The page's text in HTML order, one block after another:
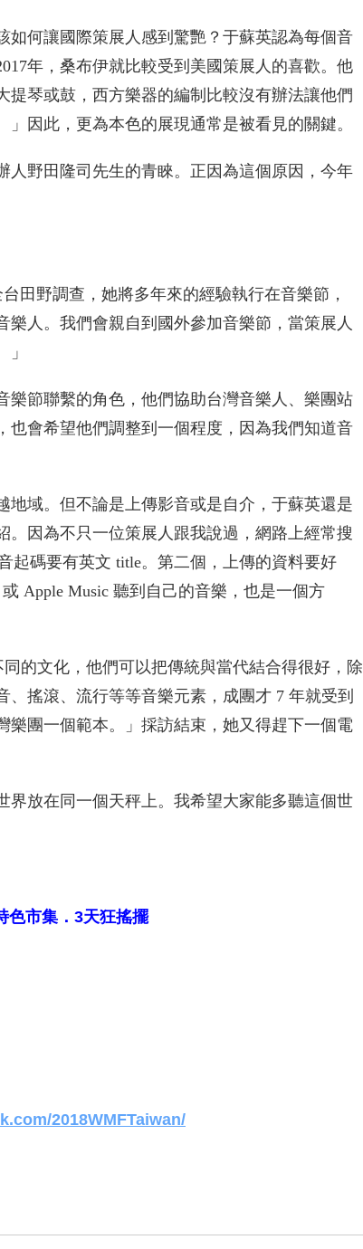
何讓國際策展人感到驚艷？于蘇英認為每個音
年，桑布伊就比較受到美國策展人的喜歡。他
琴或鼓，西方樂器的編制比較沒有辦法讓他們
因此，更為本色的展現通常是被看見的關鍵。
野田隆司先生的青睞。正因為這個原因，今年
田野調查，她將多年來的經驗執行在音樂節，
樂人。我們會親自到國外參加音樂節，當策展人
」
節聯繫的角色，他們協助台灣音樂人、樂團站
會希望他們調整到一個程度，因為我們知道音
域。但不論是上傳影音或是自介，于蘇英還是
因為不只一位策展人跟我說過，網路上經常搜
起碼要有英文 title。第二個，上傳的資料要好
Apple Music 聽到自己的音樂，也是一個方
同的文化，他們可以把傳統與當代結合得很好，除
搖滾、流行等等音樂元素，成團才 7 年就受到
團一個範本。」採訪結束，她又得趕下一個電
界放在同一個天秤上。我希望大家能多聽這個世
色市集．3天狂搖擺
2018WMFTaiwan/